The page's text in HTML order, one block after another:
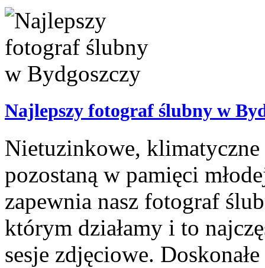
Najlepszy fotograf ślubny w
Nietuzinkowe, klimatyczne
pozostaną w pamięci
zapewnia nasz fotograf
którym działamy i to
sesje zdjęciowe.